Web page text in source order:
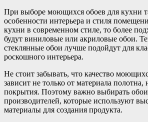
При выборе моющихся обоев для кухни
особенности интерьера и стиля
кухни в современном стиле, то более
будут виниловые или акриловые обои.
стеклянные обои лучше подойдут для
роскошного интерьера.
Не стоит забывать, что качество
зависит не только от материала полотна,
покрытия. Поэтому важно выбирать
производителей, которые используют
материалы для создания продукта.